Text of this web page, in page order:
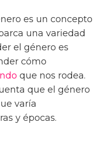
es un concepto
una variedad
el género es
cómo
que nos rodea.
que el género
varía
y épocas.